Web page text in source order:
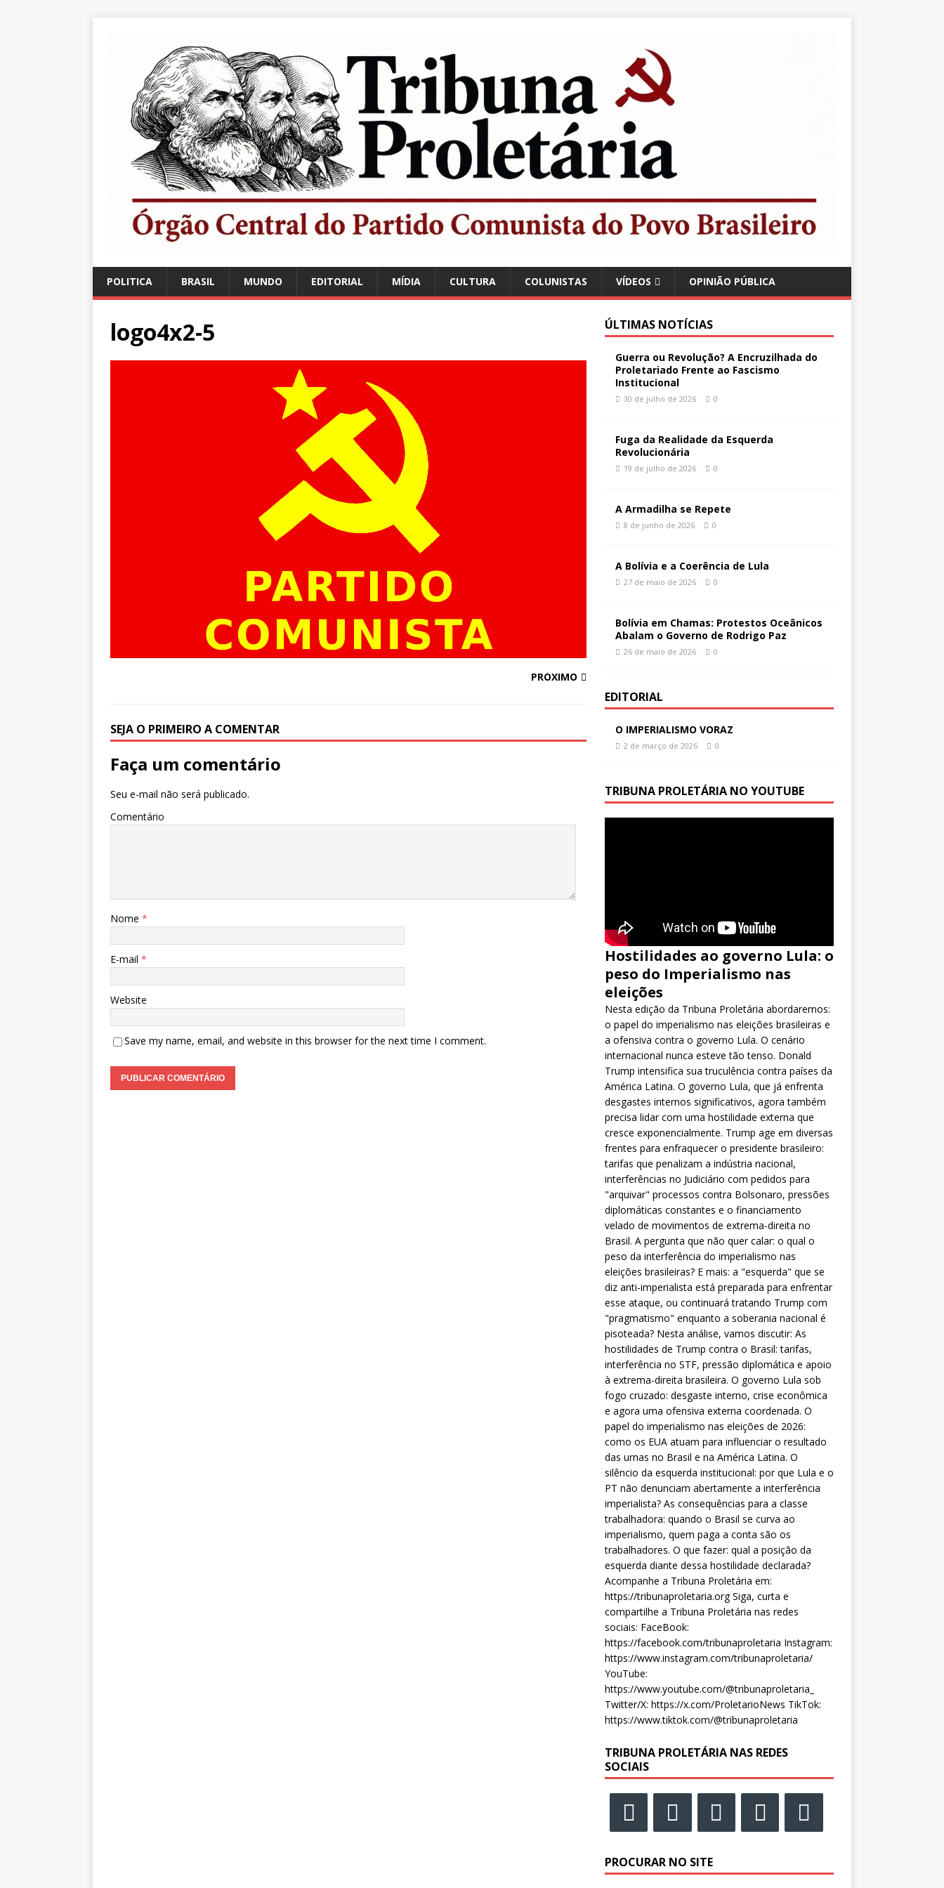
POLITICA BRASIL MUNDO EDITORIAL MÍDIA CULTURA COLUNISTAS VÍDEOS OPINIÃO PÚBLICA
logo4x2-5
PRÓXIMO
SEJA O PRIMEIRO A COMENTAR
Faça um comentário
Seu e-mail não será publicado.
Comentário
Nome *
E-mail *
Website
Save my name, email, and website in this browser for the next time I comment.
ÚLTIMAS NOTÍCIAS
Guerra ou Revolução? A Encruzilhada do
Proletariado Frente ao Fascismo
Institucional
30 de julho de 2026 0
Fuga da Realidade da Esquerda
Revolucionária
19 de julho de 2026 0
A Armadilha se Repete
8 de junho de 2026 0
A Bolívia e a Coerência de Lula
27 de maio de 2026 0
Bolívia em Chamas: Protestos Oceânicos
Abalam o Governo de Rodrigo Paz
26 de maio de 2026 0
EDITORIAL
O IMPERIALISMO VORAZ
2 de março de 2026 0
TRIBUNA PROLETÁRIA NO YOUTUBE
Hostilidades ao governo Lula: o
peso do Imperialismo nas
eleições
Nesta edição da Tribuna Proletária abordaremos:
o papel do imperialismo nas eleições brasileiras e
a ofensiva contra o governo Lula. O cenário
internacional nunca esteve tão tenso. Donald
Trump intensifica sua truculência contra países da
América Latina. O governo Lula, que já enfrenta
desgastes internos significativos, agora também
precisa lidar com uma hostilidade externa que
cresce exponencialmente. Trump age em diversas
frentes para enfraquecer o presidente brasileiro:
tarifas que penalizam a indústria nacional,
interferências no Judiciário com pedidos para
"arquivar" processos contra Bolsonaro, pressões
diplomáticas constantes e o financiamento
velado de movimentos de extrema-direita no
Brasil. A pergunta que não quer calar: o qual o
peso da interferência do imperialismo nas
eleições brasileiras? E mais: a "esquerda" que se
diz anti-imperialista está preparada para enfrentar
esse ataque, ou continuará tratando Trump com
"pragmatismo" enquanto a soberania nacional é
pisoteada? Nesta análise, vamos discutir: As
hostilidades de Trump contra o Brasil: tarifas,
interferência no STF, pressão diplomática e apoio
à extrema-direita brasileira. O governo Lula sob
fogo cruzado: desgaste interno, crise econômica
e agora uma ofensiva externa coordenada. O
papel do imperialismo nas eleições de 2026:
como os EUA atuam para influenciar o resultado
das urnas no Brasil e na América Latina. O
silêncio da esquerda institucional: por que Lula e o
PT não denunciam abertamente a interferência
imperialista? As consequências para a classe
trabalhadora: quando o Brasil se curva ao
imperialismo, quem paga a conta são os
trabalhadores. O que fazer: qual a posição da
esquerda diante dessa hostilidade declarada?
Acompanhe a Tribuna Proletária em:
https://tribunaproletaria.org Siga, curta e
compartilhe a Tribuna Proletária nas redes
sociais: FaceBook:
https://facebook.com/tribunaproletaria Instagram:
https://www.instagram.com/tribunaproletaria/
YouTube:
https://www.youtube.com/@tribunaproletaria_
Twitter/X: https://x.com/ProletarioNews TikTok:
https://www.tiktok.com/@tribunaproletaria
TRIBUNA PROLETÁRIA NAS REDES
SOCIAIS
PROCURAR NO SITE